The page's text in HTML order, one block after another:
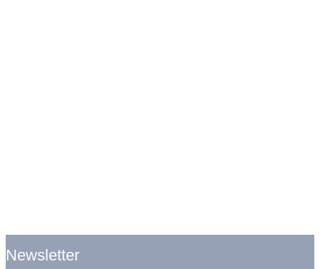
Newsletter